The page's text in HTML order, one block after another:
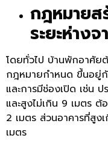
กฎหมายส
ระยะห่าง
โดยทั่วไป บ้านพักอาศัย
กฎหมายกำหนด ขึ้นอยู่
และการมีช่องเปิด เช่น
และสูงไม่เกิน 9 เมตร
2 เมตร ส่วนอาคารที่สูง
เมตร